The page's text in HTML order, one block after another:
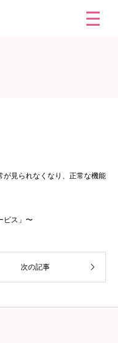
が見られなくなり、正常な機能
ビス」〜
次の記事